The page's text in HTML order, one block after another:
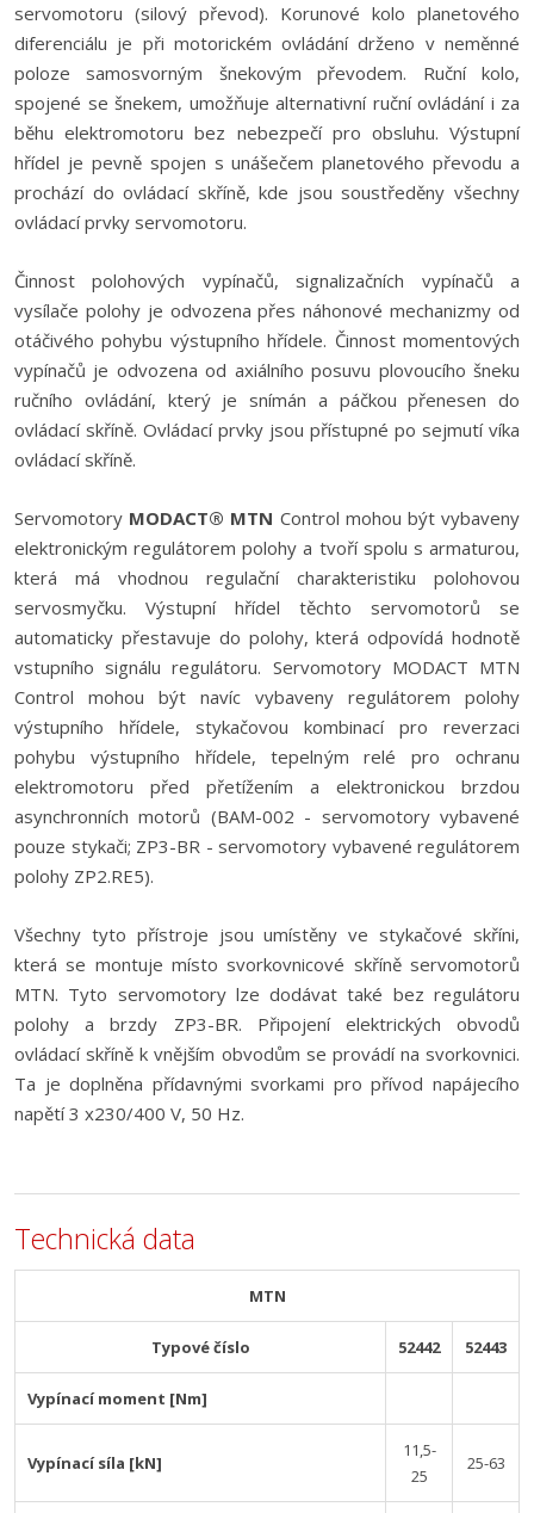
servomotoru (silový převod). Korunové kolo planetového
diferenciálu je při motorickém ovládání drženo v neměnné
poloze samosvorným šnekovým převodem. Ruční kolo,
spojené se šnekem, umožňuje alternativní ruční ovládání i za
běhu elektromotoru bez nebezpečí pro obsluhu. Výstupní
hřídel je pevně spojen s unášečem planetového převodu a
prochází do ovládací skříně, kde jsou soustředěny všechny
ovládací prvky servomotoru.
Činnost polohových vypínačů, signalizačních vypínačů a
vysílače polohy je odvozena přes náhonové mechanizmy od
otáčivého pohybu výstupního hřídele. Činnost momentových
vypínačů je odvozena od axiálního posuvu plovoucího šneku
ručního ovládání, který je snímán a páčkou přenesen do
ovládací skříně. Ovládací prvky jsou přístupné po sejmutí víka
ovládací skříně.
Servomotory MODACT® MTN Control mohou být vybaveny
elektronickým regulátorem polohy a tvoří spolu s armaturou,
která má vhodnou regulační charakteristiku polohovou
servosmyčku. Výstupní hřídel těchto servomotorů se
automaticky přestavuje do polohy, která odpovídá hodnotě
vstupního signálu regulátoru. Servomotory MODACT MTN
Control mohou být navíc vybaveny regulátorem polohy
výstupního hřídele, stykačovou kombinací pro reverzaci
pohybu výstupního hřídele, tepelným relé pro ochranu
elektromotoru před přetížením a elektronickou brzdou
asynchronních motorů (BAM-002 - servomotory vybavené
pouze stykači; ZP3-BR - servomotory vybavené regulátorem
polohy ZP2.RE5).
Všechny tyto přístroje jsou umístěny ve stykačové skříni,
která se montuje místo svorkovnicové skříně servomotorů
MTN. Tyto servomotory lze dodávat také bez regulátoru
polohy a brzdy ZP3-BR. Připojení elektrických obvodů
ovládací skříně k vnějším obvodům se provádí na svorkovnici.
Ta je doplněna přídavnými svorkami pro přívod napájecího
napětí 3 x230/400 V, 50 Hz.
Technická data
MTN
Typové číslo 52442 52443
Vypínací moment [Nm]
Vypínací síla [kN]
11,5-
25
25-63